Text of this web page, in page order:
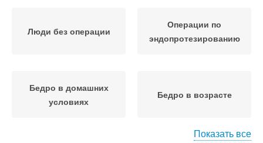
Люди без операции
Операции по
эндопротезированию
Бедро в домашних
условиях
Бедро в возрасте
Показать все